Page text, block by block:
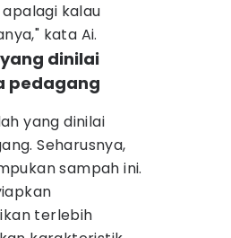
kalau
kata Ai.
dinilai
pedagang
yang dinilai
Seharusnya,
sampah ini.
terlebih